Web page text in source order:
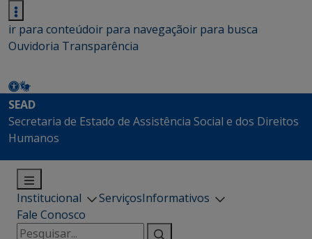
ir para conteúdoir para navegaçãoir para busca
Ouvidoria Transparência
SEAD
Secretaria de Estado de Assistência Social e dos Direitos
Humanos
Institucional ServiçosInformativos
Fale Conosco
Pesquisar